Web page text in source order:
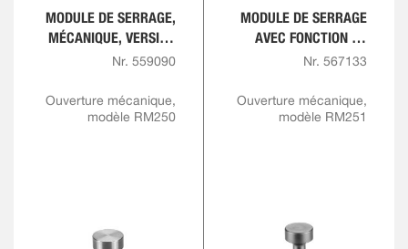
MODULE DE SERRAGE,
MÉCANIQUE, VERSION
À VISSER
Nr. 559090
Ouverture mécanique,
modèle RM250
MODULE DE SERRAGE
AVEC FONCTION DE
VERROUILLAGE,
À VISSER
Nr. 567133
Ouverture mécanique,
modèle RM251